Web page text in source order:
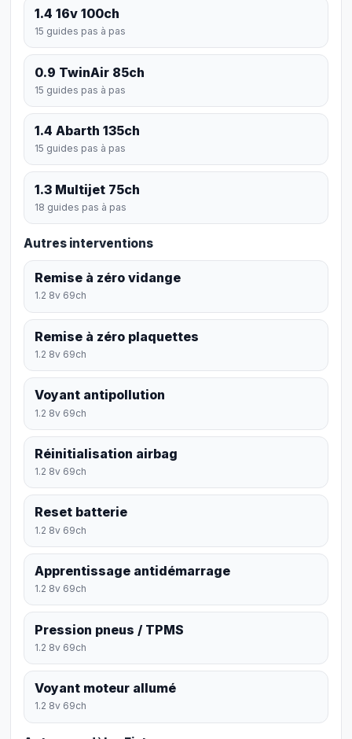
1.4 16v 100ch
15 guides pas à pas
0.9 TwinAir 85ch
15 guides pas à pas
1.4 Abarth 135ch
15 guides pas à pas
1.3 Multijet 75ch
18 guides pas à pas
Autres interventions
Remise à zéro vidange
1.2 8v 69ch
Remise à zéro plaquettes
1.2 8v 69ch
Voyant antipollution
1.2 8v 69ch
Réinitialisation airbag
1.2 8v 69ch
Reset batterie
1.2 8v 69ch
Apprentissage antidémarrage
1.2 8v 69ch
Pression pneus / TPMS
1.2 8v 69ch
Voyant moteur allumé
1.2 8v 69ch